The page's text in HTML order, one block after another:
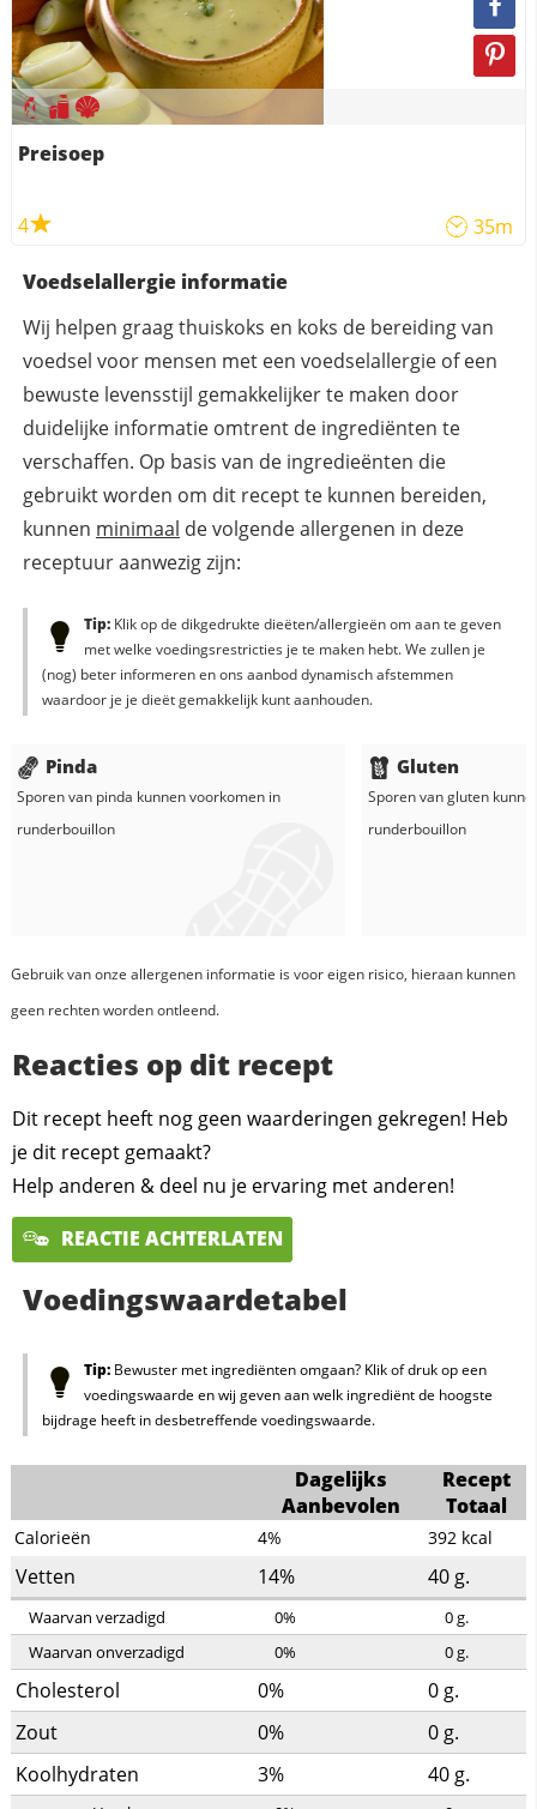
Preisoep
4 35m
Voedselallergie informatie
Wij helpen graag thuiskoks en koks de bereiding van
voedsel voor mensen met een voedselallergie of een
bewuste levensstijl gemakkelijker te maken door
duidelijke informatie omtrent de ingrediënten te
verschaffen. Op basis van de ingredieënten die
gebruikt worden om dit recept te kunnen bereiden,
kunnen minimaal de volgende allergenen in deze
receptuur aanwezig zijn:
Tip:Klik op de dikgedrukte dieëten/allergieën om aan te geven
met welke voedingsrestricties je te maken hebt. We zullen je
(nog) beter informeren en ons aanbod dynamisch afstemmen
waardoor je je dieët gemakkelijk kunt aanhouden.
Pinda
Sporen van pinda kunnen voorkomen in
runderbouillon
Gluten
Sporen van gluten
runderbouillon
Gebruik van onze allergenen informatie is voor eigen risico, hieraan kunnen
geen rechten worden ontleend.
Reacties op dit recept
Dit recept heeft nog geen waarderingen gekregen! Heb
je dit recept gemaakt?
Help anderen & deel nu je ervaring met anderen!
REACTIE ACHTERLATEN
Voedingswaardetabel
Tip:Bewuster met ingrediënten omgaan? Klik of druk op een
voedingswaarde en wij geven aan welk ingrediënt de hoogste
bijdrage heeft in desbetreffende voedingswaarde.
Dagelijks
Aanbevolen
Recept
Totaal
Calorieën 4% 392 kcal
Vetten 14% 40 g.
Waarvan verzadigd 0% 0g.
Waarvan onverzadigd
0% 0g.
Cholesterol 0% 0 g.
Zout
0% 0 g.
Koolhydraten
3% 40 g.